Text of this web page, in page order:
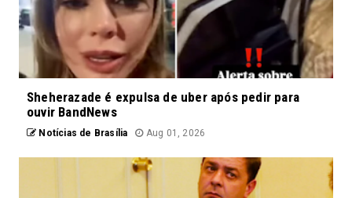
Sheherazade é expulsa de uber após pedir para
ouvir BandNews
Notícias de Brasília Aug 01, 2026